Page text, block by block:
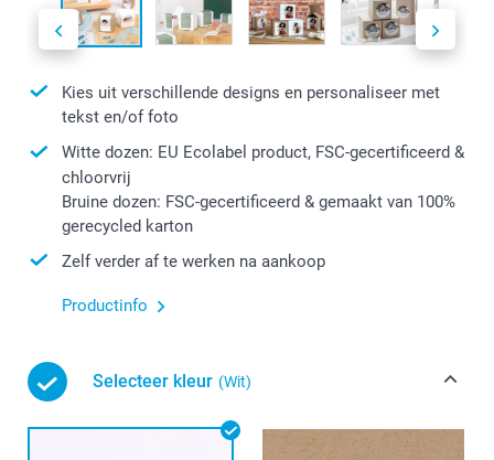
Kies uit verschillende designs en personaliseer met
tekst en/of foto
Witte dozen: EU Ecolabel product, FSC-gecertificeerd &
chloorvrij
Bruine dozen: FSC-gecertificeerd & gemaakt van 100%
gerecycled karton
Zelf verder af te werken na aankoop
Productinfo
Selecteer kleur (Wit)